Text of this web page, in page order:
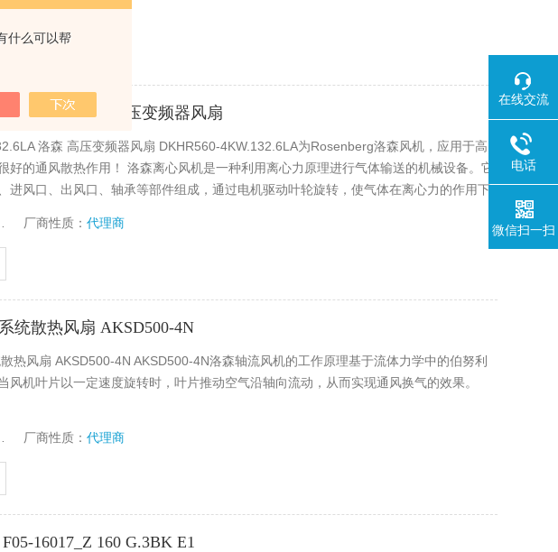
什么可以帮
厂商性质：代理商
洛森 高压变频器风扇
洛森 高压变频器风扇 DKHR560-4KW.132.6LA为Rosenberg洛森风机，应用于高
好的通风散热作用！ 洛森离心风机是一种利用离心力原理进行气体输送的机械设备。它
进风口、出风口、轴承等部件组成，通过电机驱动叶轮旋转，使气体在离心力的作用下
厂商性质：代理商
统散热风扇 AKSD500-4N
热风扇 AKSD500-4N AKSD500-4N洛森轴流风机的工作原理基于流体力学中的伯努利
风机叶片以一定速度旋转时，叶片推动空气沿轴向流动，从而实现通风换气的效果。
厂商性质：代理商
16017_Z 160 G.3BK E1
在线交流
电话
微信扫一扫